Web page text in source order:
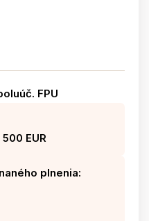
FPU
EUR
plnenia: